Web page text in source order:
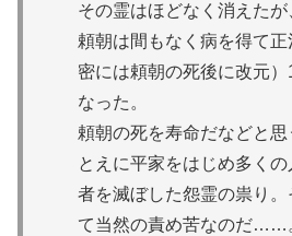
その霊はほどなく消えた
頼朝は間もなく病を得て
密には頼朝の死後に改元）
なった。
頼朝の死を寿命だなどと
とえに平家をはじめ多く
者を滅ぼした怨霊の祟り
て当然の責め苦なのだ……